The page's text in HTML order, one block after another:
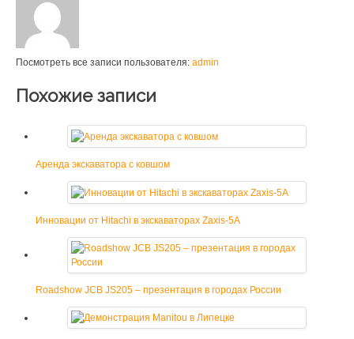
Посмотреть все записи пользователя: admin
Похожие записи
Аренда экскаватора с ковшом
Инновации от Hitachi в экскаваторах Zaxis-5A
Roadshow JCB JS205 – презентация в городах России